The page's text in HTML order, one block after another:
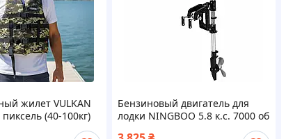
жилет VULKAN
пиксель (40-100кг)
Бензиновый двигатель для
лодки NINGBOO 5.8 к.с. 7000 об